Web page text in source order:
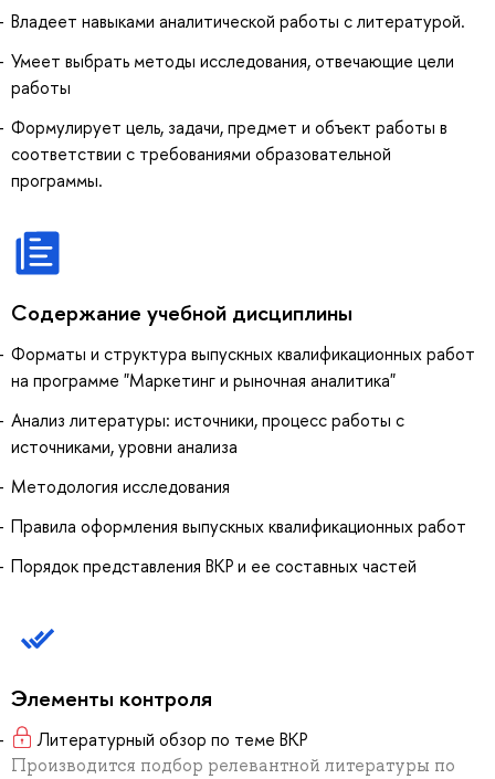
Владеет навыками аналитической работы с литературой.
Умеет выбрать методы исследования, отвечающие цели
работы
Формулирует цель, задачи, предмет и объект работы в
соответствии с требованиями образовательной
программы.
Содержание учебной дисциплины
Форматы и структура выпускных квалификационных работ
на программе "Маркетинг и рыночная аналитика"
Анализ литературы: источники, процесс работы с
источниками, уровни анализа
Методология исследования
Правила оформления выпускных квалификационных работ
Порядок представления ВКР и ее составных частей
Элементы контроля
Литературный обзор по теме ВКР
Производится подбор релевантной литературы по